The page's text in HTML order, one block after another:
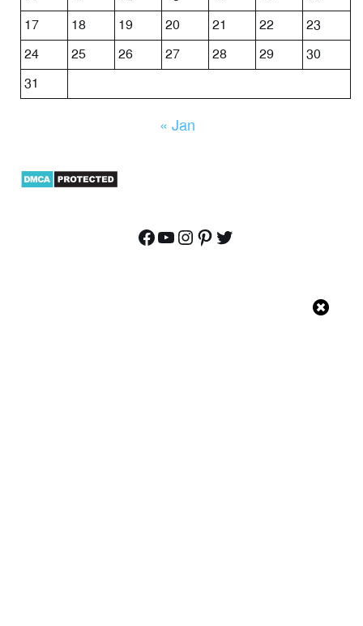
17
18 19 20 21 22
23
24
25 26 27 28 29
30
31
« Jan